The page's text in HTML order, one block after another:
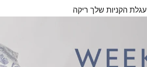
עגלת הקניות שלך ריקה